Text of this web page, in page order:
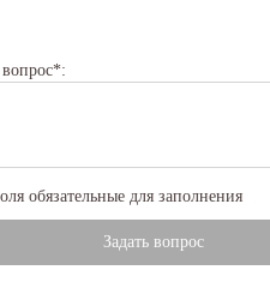
обязательные для заполнения
Задать вопрос